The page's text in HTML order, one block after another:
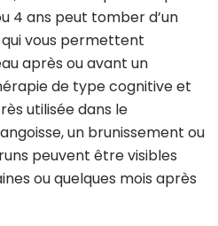
4 ans peut tomber d’un
vous permettent
après ou avant un
de type cognitive et
utilisée dans le
un brunissement ou
peuvent être visibles
ou quelques mois après